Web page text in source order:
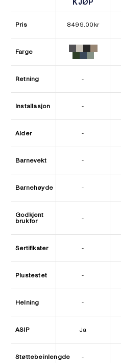
KJØP
KJØP
Pris 8499.00 kr
Farge
Retning -
Installasjon -
Alder -
Barnevekt -
Barnehøyde -
Godkjent
bruk for
-
Sertifikater -
Plustestet -
Helning -
ASIP Ja
Støttebeinlengde -